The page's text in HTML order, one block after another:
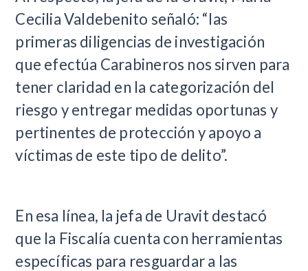
Cecilia Valdebenito señaló: “las
primeras diligencias de investigación
que efectúa Carabineros nos sirven para
tener claridad en la categorización del
riesgo y entregar medidas oportunas y
pertinentes de protección y apoyo a
víctimas de este tipo de delito”.
En esa línea, la jefa de Uravit destacó
que la Fiscalía cuenta con herramientas
específicas para resguardar a las